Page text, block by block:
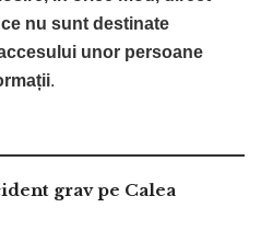
nu sunt destinate
unor persoane
.
grav pe Calea